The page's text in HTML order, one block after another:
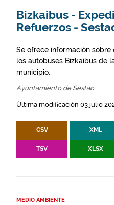
Bizkaibus -
Refuerzos -
Se ofrece información
los autobuses Bizkaibus de
municipio.
Ayuntamiento de Sestao
Última modificación 03 julio
CSV XML
TSV XLSX
MEDIO AMBIENTE